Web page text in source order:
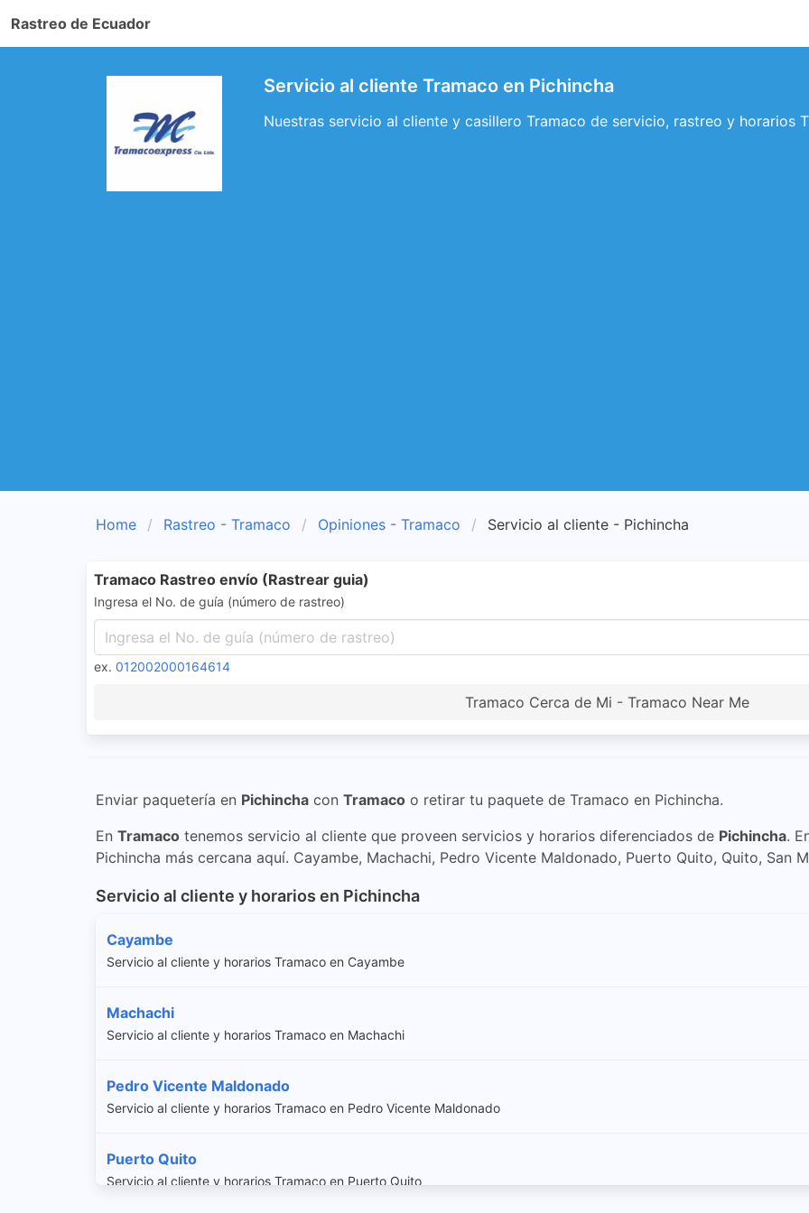
Rastreo de Ecuador
Servicio al cliente Tramaco en Pichincha
Nuestras servicio al cliente y casillero Tramaco de servicio, rastreo y horarios
Home Rastreo - Tramaco Opiniones - Tramaco Servicio al cliente - Pichincha
Tramaco Rastreo envío (Rastrear guia)
Ingresa el No. de guía (número de rastreo)
ex. 012002000164614
Tramaco Cerca de Mi - Tramaco Near Me
Enviar paquetería en Pichincha con Tramaco o retirar tu paquete de Tramaco en Pichincha.
En Tramaco tenemos servicio al cliente que proveen servicios y horarios diferenciados de Pichincha.
Pichincha más cercana aquí. Cayambe, Machachi, Pedro Vicente Maldonado, Puerto Quito, Quito, San
Servicio al cliente y horarios en Pichincha
Cayambe
Servicio al cliente y horarios Tramaco en Cayambe
Machachi
Servicio al cliente y horarios Tramaco en Machachi
Pedro Vicente Maldonado
Servicio al cliente y horarios Tramaco en Pedro Vicente Maldonado
Puerto Quito
Servicio al cliente y horarios Tramaco en Puerto Quito